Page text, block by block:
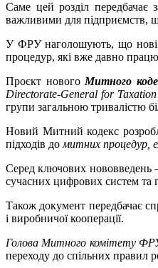
Саме цей розділ передбачає
важливими для підприємств,
У ФРУ наголошують, що нові
процедур, які вже давно
Проєкт нового Митного
Directorate-General for
групи загальною тривалістю
Новий Митний кодекс
підходів до митних процедур,
Серед ключових нововведень
сучасних цифрових систем та
Також документ передбачає
і виробничої кооперації.
Голова Митного комітету
переходу до спільних правил